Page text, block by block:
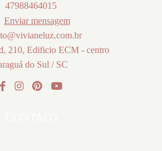
47988464015
Enviar mensagem
210, Edificio ECM - centro
do Sul / SC